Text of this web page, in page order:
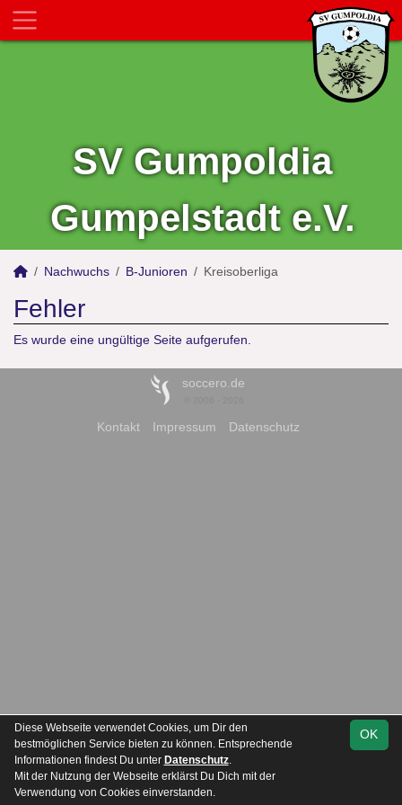
SV Gumpoldia
Gumpelstadt e.V.
Nachwuchs B-Junioren Kreisoberliga
Team Kreisoberliga
Fehler
Es wurde eine ungültige Seite aufgerufen.
soccero.de
Kontakt Impressum Datenschutz
OK
Diese Webseite verwendet Cookies, um Dir den
bestmöglichen Service bieten zu können. Entsprechende
Informationen findest Du unter Datenschutz.
Mit der Nutzung der Webseite erklärst Du Dich mit der
Verwendung von Cookies einverstanden.